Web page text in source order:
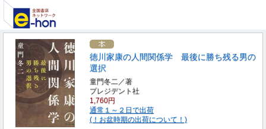
徳川家康の人間関係学 最後に勝ち残る男の
選択
童門冬二／著
プレジデント社
1,760円
通常１～２日で出荷
(！お盆時期の出荷について！)